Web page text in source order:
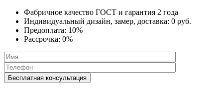
Фабричное качество ГОСТ и гарантия 2 года
Индивидуальный дизайн, замер, доставка: 0 руб.
Предоплата: 10%
Рассрочка: 0%